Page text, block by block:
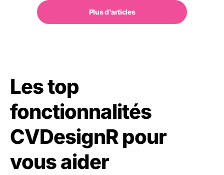
Plus d'articles
Les top
fonctionnalités
CVDesignR pour
vous aider